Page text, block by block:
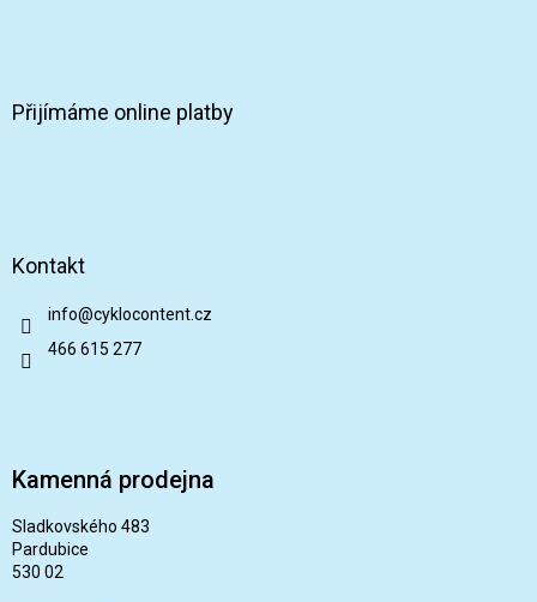
Přijímáme online platby
Kontakt
info@cyklocontent.cz
466 615 277
Kamenná prodejna
Sladkovského 483
Pardubice
530 02